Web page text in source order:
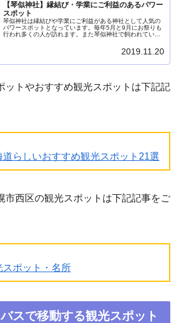
【琴似神社】縁結び・学業にご利益のあるパワー
スポット
琴似神社は縁結びや学業にご利益がある神社として人気の
パワースポットとなっています。毎年5月と9月にお祭りも
行われ多くの人が訪れます。また琴似神社で飼われている
引退して触れません）。そんな琴似神社の様子や行き方を
2019.11.20
ットやおすすめ観光スポットは下記記
らしいおすすめ観光スポット21選
市西区の観光スポットは下記記事をご
ポット・名所
スで移動する観光スポット